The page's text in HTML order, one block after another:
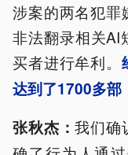
涉案的两名犯罪
非法翻录相关AI
买者进行牟利。
达到了1700多部
张秋杰：我们确